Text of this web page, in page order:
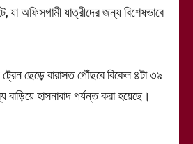
যা অফিসগামী যাত্রীদের জন্য বিশেষভাবে
ছেড়ে বারাসত পৌঁছবে বিকেল ৪টা ৩৯
হাসনাবাদ পর্যন্ত করা হয়েছে।